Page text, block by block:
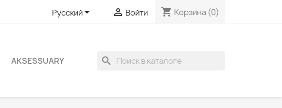
Русский  Войти shopping_cart Корзина (0)
AKSESSUARY search